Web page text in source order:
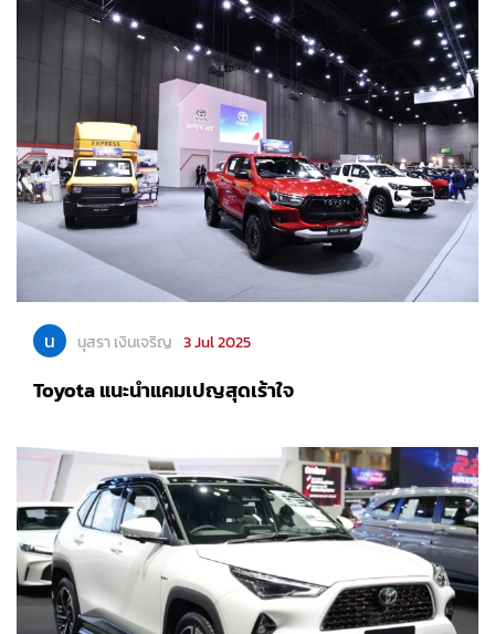
น นุสรา เงินเจริญ 3 Jul 2025
Toyota แนะนำแคมเปญสุดเร้าใจ